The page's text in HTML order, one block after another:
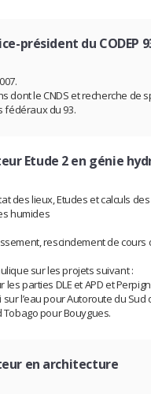
président du CODEP
dont le CNDS et recherche de
fédéraux du 93.
Etude 2 en génie
des lieux, Etudes et calculs
humides
rescindement de cours
sur les projets suivant :
parties DLE et APD et
l’eau pour Autoroute du Sud
pour Bouygues.
en architecture